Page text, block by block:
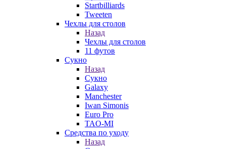
Startbilliards
Tweeten
Чехлы для столов
Назад
Чехлы для столов
11 футов
Сукно
Назад
Сукно
Galaxy
Manchester
Iwan Simonis
Euro Pro
TAO-MI
Средства по уходу
Назад